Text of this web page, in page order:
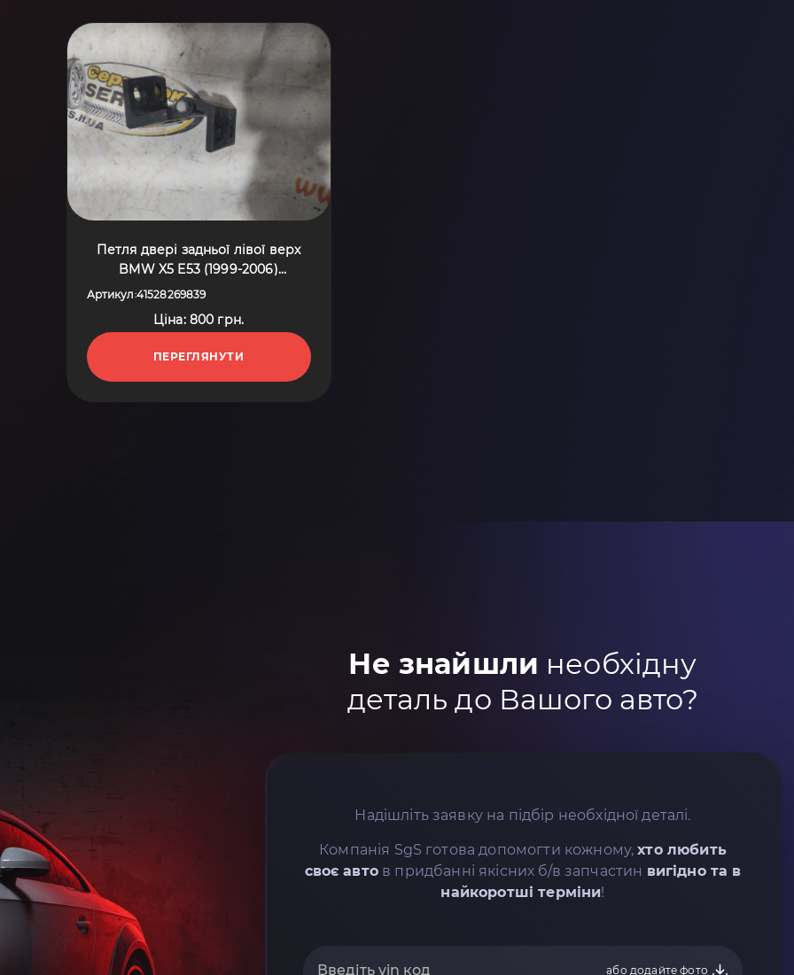
Петля двері задньої лівої верх
BMW X5 E53 (1999-2006)
41528269839
Артикул:41528269839
Ціна: 800 грн.
ПЕРЕГЛЯНУТИ
Не знайшли необхідну
деталь до Вашого авто?
Надішліть заявку на підбір необхідної деталі.
Компанія SgS готова допомогти кожному,хто любить
своє автов придбанні якісних б/в запчастин вигідно та в
найкоротші терміни!
або додайте фото